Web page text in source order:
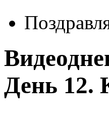
День 12.